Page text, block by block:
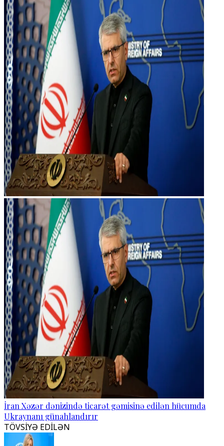
İran Xəzər dənizində ticarət gəmisinə edilən hücumda
Ukraynanı günahlandırır
TÖVSİYƏ EDİLƏN